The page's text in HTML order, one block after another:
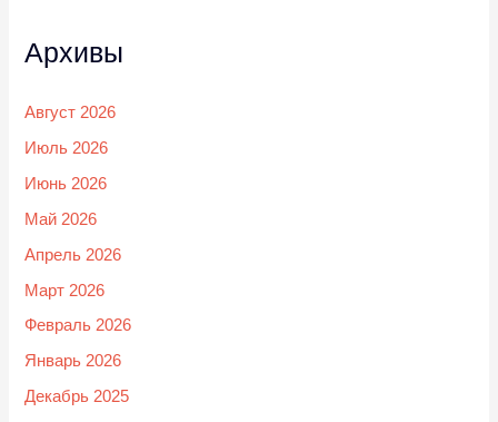
Архивы
Август 2026
Июль 2026
Июнь 2026
Май 2026
Апрель 2026
Март 2026
Февраль 2026
Январь 2026
Декабрь 2025